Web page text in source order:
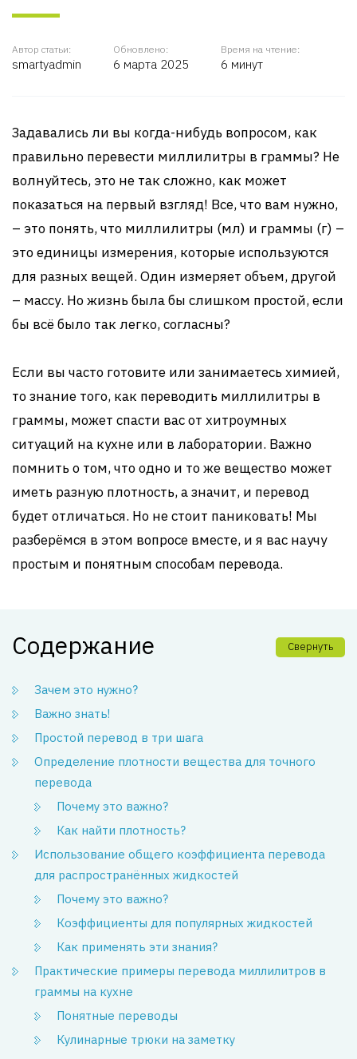
Автор статьи:
smartyadmin
Обновлено:
6 марта 2025
Время на чтение:
6 минут
Задавались ли вы когда-нибудь вопросом, как
правильно перевести миллилитры в граммы? Не
волнуйтесь, это не так сложно, как может
показаться на первый взгляд! Все, что вам нужно,
– это понять, что миллилитры (мл) и граммы (г) –
это единицы измерения, которые используются
для разных вещей. Один измеряет объем, другой
– массу. Но жизнь была бы слишком простой, если
бы всё было так легко, согласны?
Если вы часто готовите или занимаетесь химией,
то знание того, как переводить миллилитры в
граммы, может спасти вас от хитроумных
ситуаций на кухне или в лаборатории. Важно
помнить о том, что одно и то же вещество может
иметь разную плотность, а значит, и перевод
будет отличаться. Но не стоит паниковать! Мы
разберёмся в этом вопросе вместе, и я вас научу
простым и понятным способам перевода.
Содержание Свернуть
Зачем это нужно?
Важно знать!
Простой перевод в три шага
Определение плотности вещества для точного
перевода
Почему это важно?
Как найти плотность?
Использование общего коэффициента перевода
для распространённых жидкостей
Почему это важно?
Коэффициенты для популярных жидкостей
Как применять эти знания?
Практические примеры перевода миллилитров в
граммы на кухне
Понятные переводы
Кулинарные трюки на заметку